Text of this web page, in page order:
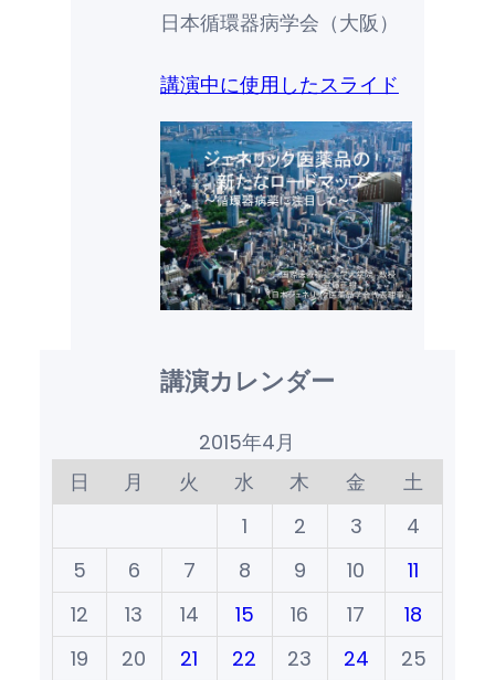
日本循環器病学会（大阪）
講演中に使用したスライド
講演カレンダー
2015年4月
日
月 火 水 木 金
土
1
2 3
4
5
6 7 8 9 10
11
12
13 14 15 16 17
18
19
20 21 22 23 24
25